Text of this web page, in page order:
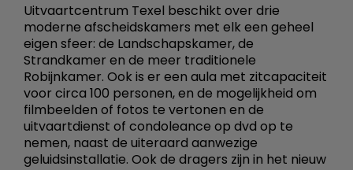
Uitvaartcentrum Texel beschikt over drie
moderne afscheidskamers met elk een geheel
eigen sfeer: de Landschapskamer, de
Strandkamer en de meer traditionele
Robijnkamer. Ook is er een aula met zitcapaciteit
voor circa 100 personen, en de mogelijkheid om
filmbeelden of fotos te vertonen en de
uitvaartdienst of condoleance op dvd op te
nemen, naast de uiteraard aanwezige
geluidsinstallatie. Ook de dragers zijn in het nieuw